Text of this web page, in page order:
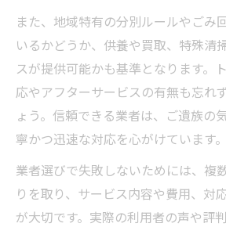
また、地域特有の分別ルールやごみ
いるかどうか、供養や買取、特殊清
スが提供可能かも基準となります。
応やアフターサービスの有無も忘れ
ょう。信頼できる業者は、ご遺族の
寧かつ迅速な対応を心がけています。
業者選びで失敗しないためには、複
りを取り、サービス内容や費用、対
が大切です。実際の利用者の声や評